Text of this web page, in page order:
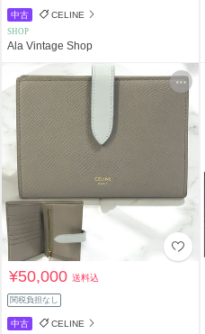
中古 CELINE
SHOP
Ala Vintage Shop
¥50,000送料込
関税負担なし
中古 CELINE